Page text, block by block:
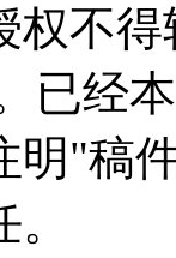
权不
已经
明"稿